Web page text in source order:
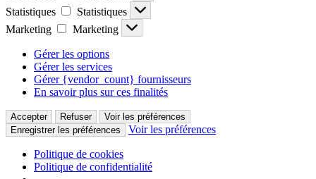
Statistiques
Statistiques
Marketing
Marketing
Gérer les options
Gérer les services
Gérer {vendor_count} fournisseurs
En savoir plus sur ces finalités
Accepter Refuser
Voir les préférences
Enregistrer les préférences
Voir les préférences
Politique de cookies
Politique de confidentialité